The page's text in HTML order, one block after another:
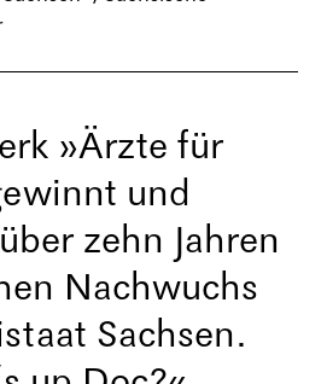
»Ärzte für
und
zehn Jahren
Nachwuchs
Sachsen.